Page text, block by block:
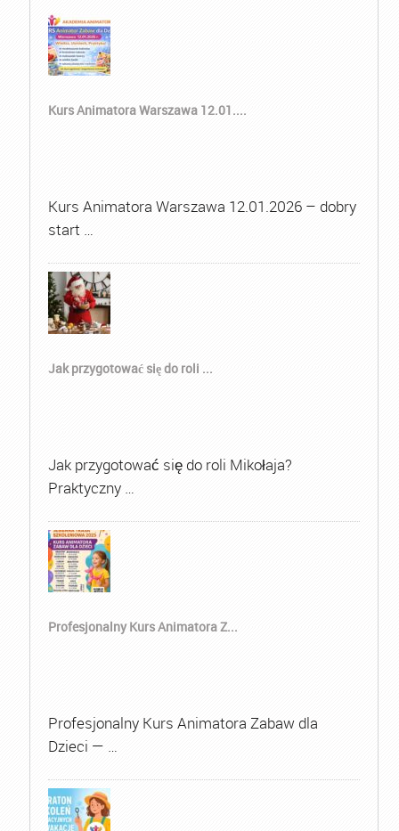
Kurs Animatora Warszawa 12.01....
Kurs Animatora Warszawa 12.01.2026 – dobry
start …
Jak przygotować się do roli ...
Jak przygotować się do roli Mikołaja?
Praktyczny …
Profesjonalny Kurs Animatora Z...
Profesjonalny Kurs Animatora Zabaw dla
Dzieci — …